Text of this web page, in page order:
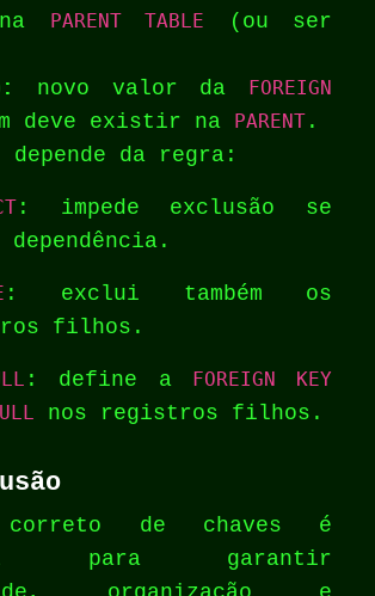
PARENT TABLE (ou ser
novo valor da
FOREIGN
deve existir na PARENT .
depende da regra:
: impede exclusão se
dependência.
: exclui também os
filhos.
: define a FOREIGN KEY
nos registros filhos.
de chaves é
para garantir